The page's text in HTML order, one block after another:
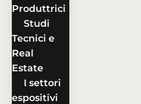
Produttrici
Studi
Tecnici e
Real
Estate
I settori
espositivi